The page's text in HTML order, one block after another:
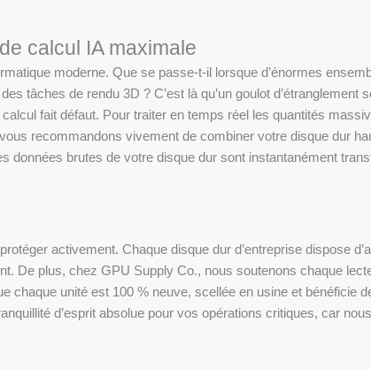
calcul IA maximale
moderne. Que se passe-t-il lorsque d’énormes
tâches de rendu 3D ? C’est là qu’un goulot d’étranglement
fait défaut. Pour traiter en temps réel les quantités
recommandons vivement de combiner votre disque dur
données brutes de votre disque dur sont instantanément
activement. Chaque disque dur d’entreprise dispose
De plus, chez GPU Supply Co., nous soutenons chaque
unité est 100 % neuve, scellée en usine et bénéficie
d’esprit absolue pour vos opérations critiques, car